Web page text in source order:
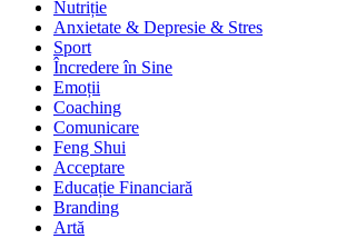
Nutriție
Anxietate & Depresie & Stres
Sport
Încredere în Sine
Emoții
Coaching
Comunicare
Feng Shui
Acceptare
Educație Financiară
Branding
Artă